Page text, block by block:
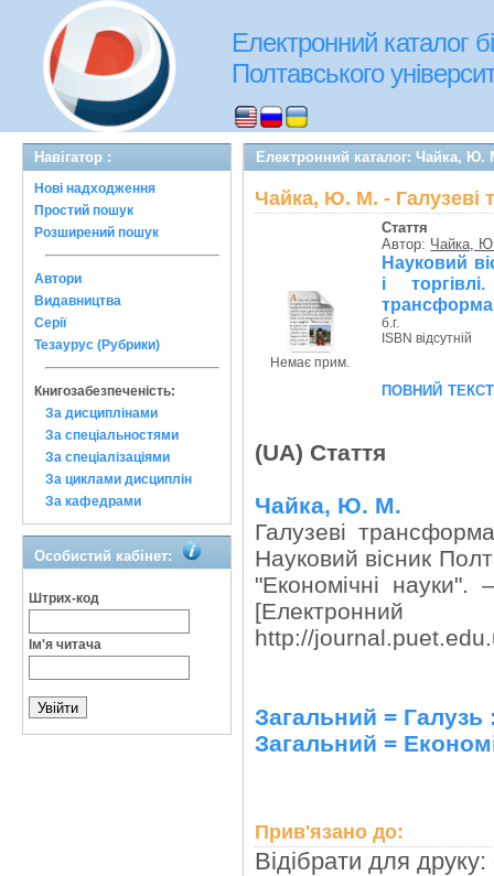
Електронний каталог
Полтавського
Навігатор :
Нові надходження
Простий пошук
Розширений пошук
Автори
Видавництва
Серії
Тезаурус (Рубрики)
Книгозабезпеченість:
За дисциплінами
За спеціальностями
За спеціалізаціями
За циклами дисциплін
За кафедрами
Особистий кабінет:
Штрих-код
Ім'я читача
Електронний каталог: Чайка, Ю.
Чайка, Ю. М. - Галузеві
Немає прим.
Стаття
Автор: Чайка,
Науковий
і
б.г.
ISBN відсутній
повний текст
(UA) Стаття
Чайка, Ю. М.
Галузеві
Науковий вісник
"Економічні
http://
Загальний = Галузь
Загальний =
Прив'язано до:
Відібрати для друку: